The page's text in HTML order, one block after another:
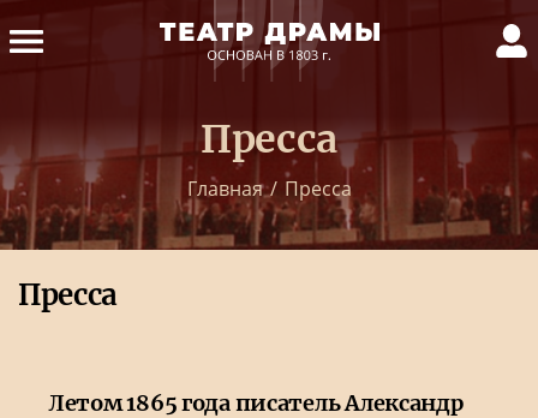
Пресса
Главная / Пресса
Пресса
Летом 1865 года писатель Александр